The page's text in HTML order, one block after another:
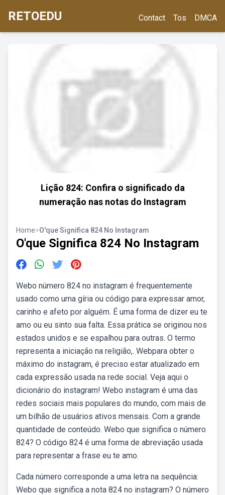
RETOEDU Contact Tos DMCA
Lição 824: Confira o significado da
numeração nas notas do Instagram
Home>O'que Significa 824 No Instagram
O'que Significa 824 No Instagram
Webo número 824 no instagram é frequentemente
usado como uma gíria ou código para expressar amor,
carinho e afeto por alguém. É uma forma de dizer eu te
amo ou eu sinto sua falta. Essa prática se originou nos
estados unidos e se espalhou para outras. O termo
representa a iniciação na religião,. Webpara obter o
máximo do instagram, é preciso estar atualizado em
cada expressão usada na rede social. Veja aqui o
dicionário do instagram! Webo instagram é uma das
redes sociais mais populares do mundo, com mais de
um bilhão de usuários ativos mensais. Com a grande
quantidade de conteúdo. Webo que significa o número
824? O código 824 é uma forma de abreviação usada
para representar a frase eu te amo.
Cada número corresponde a uma letra na sequência:
Webo que significa a nota 824 no instagram? O número